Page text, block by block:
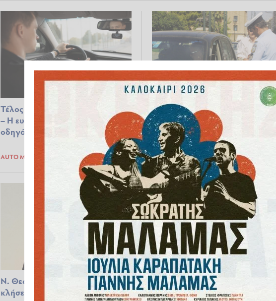
Τέλος στο σβήσιμο των κλήσεων
– Η ευθύνη αποκλειστικά στον
οδηγό
AUTO MOTO 23.04.2025 12:07
Θεσσαλονίκη: Χτύπησε με
τροχονόμο επειδή του έκοψε
κλήσεις - Προσπάθησε να τον
χτυπήσει ξανά
ΕΛΛΆΔΑ 23.02.2025 16:39
Ν. Θεοδώρου: Οι οφειλές από
κλήσεις για παραβάσεις του
Πύργος: «Αλαλούμ» με
ραβασάκια του Δήμου για